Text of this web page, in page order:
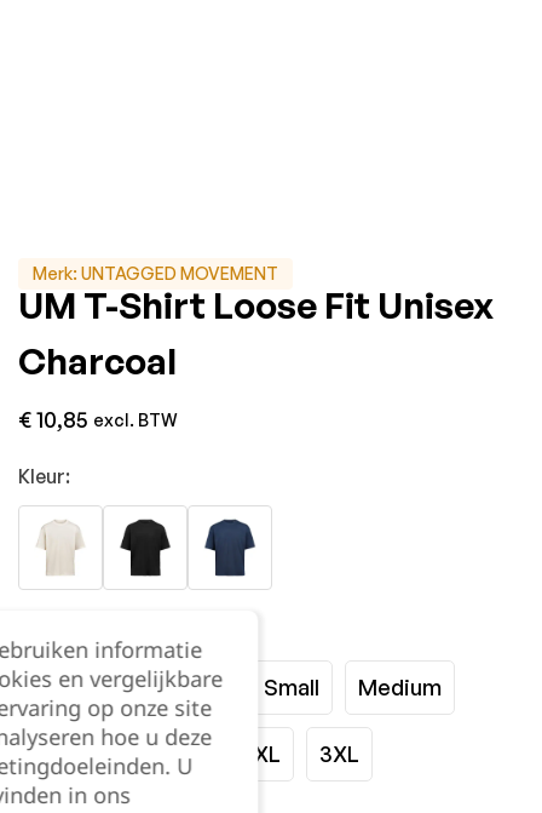
Merk: UNTAGGED MOVEMENT
UM T-Shirt Loose Fit Unisex
Charcoal
€10,85 excl. BTW
Kleur:
XXSmall XSmall Small Medium
Large XLarge 2XL 3XL
informatie
en vergelijkbare
op onze site
hoe u deze
U
in ons